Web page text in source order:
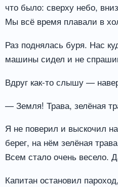
что было: сверху небо,
Мы всё время плавали в
Раз поднялась буря. Нас
машины сидел и не
Вдруг как-то слышу —
— Земля! Трава, зелёная
Я не поверил и выскочил
берег, на нём зелёная
Всем стало очень весело.
Капитан остановил